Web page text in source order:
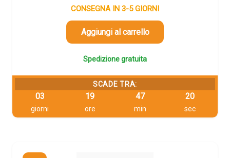
originale
era:
96,95 €.
attuale
è:
CONSEGNA IN 3-5 GIORNI
Aggiungi al carrello
Spedizione gratuita
SCADE TRA:
03
giorni
19
ore
47
min
20
sec